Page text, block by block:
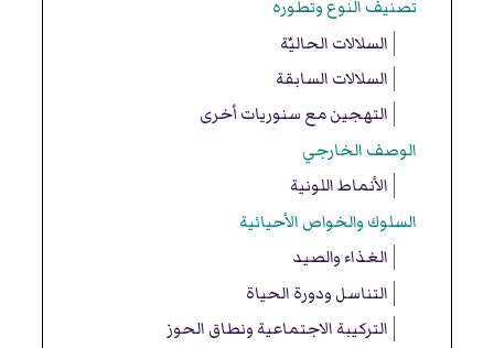
تصنيف النوع وتطوره
السلالات الحاليّة
السلالات السابقة
التهجين مع سنوريات أخرى
الوصف الخارجي
الأنماط اللونية
السلوك والخواص الأحيائية
الغذاء والصيد
التناسل ودورة الحياة
التركيبة الاجتماعية ونطاق الحوز